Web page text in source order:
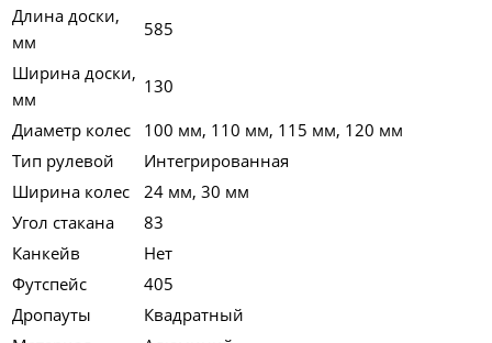
Длина доски,
мм
585
Ширина доски,
мм
130
Диаметр колес
100 мм, 110 мм, 115 мм, 120 мм
Тип рулевой
Интегрированная
Ширина колес
24 мм, 30 мм
Угол стакана
83
Канкейв
Нет
Футспейс
405
Дропауты
Квадратный